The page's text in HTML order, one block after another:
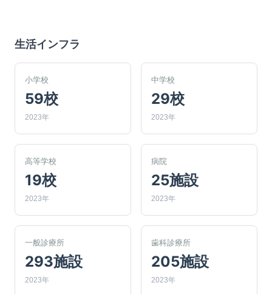
生活インフラ
小学校
59校
2023年
中学校
29校
2023年
高等学校
19校
2023年
病院
25施設
2023年
一般診療所
293施設
2023年
歯科診療所
205施設
2023年